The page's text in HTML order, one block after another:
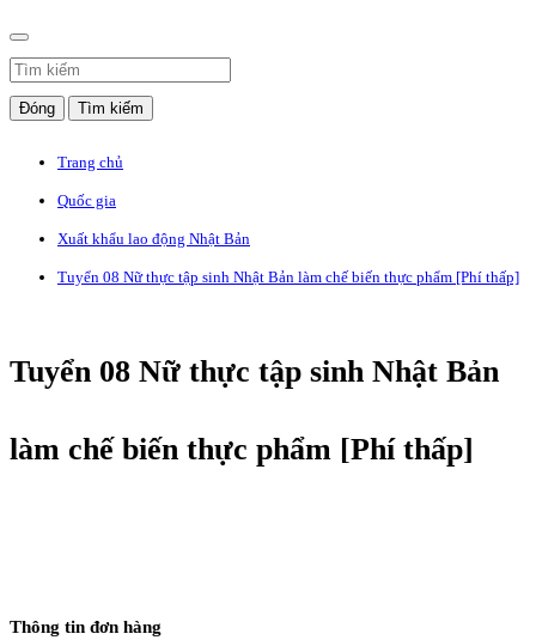
Đóng Tìm kiếm
Trang chủ
Quốc gia
Xuất khẩu lao động Nhật Bản
Tuyển 08 Nữ thực tập sinh Nhật Bản làm chế biến thực phẩm [Phí thấp]
Tuyển 08 Nữ thực tập sinh Nhật Bản
làm chế biến thực phẩm [Phí thấp]
Thông tin đơn hàng